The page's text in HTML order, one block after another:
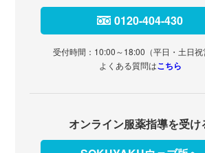
0120-404-430
受付時間：10:00～18:00（平日・土日祝
よくある質問はこちら
オンライン服薬指導を受け